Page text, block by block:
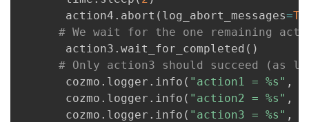
       action4
. abort ( log_abort_messages=
# We wait for the one remaining
       action3
. wait_for_completed ( )
# Only action3 should succeed (as
       cozmo
. logger . info ( "action1 = %s" ,
       cozmo
. logger . info ( "action2 = %s" ,
       cozmo
. logger . info ( "action3 = %s" ,